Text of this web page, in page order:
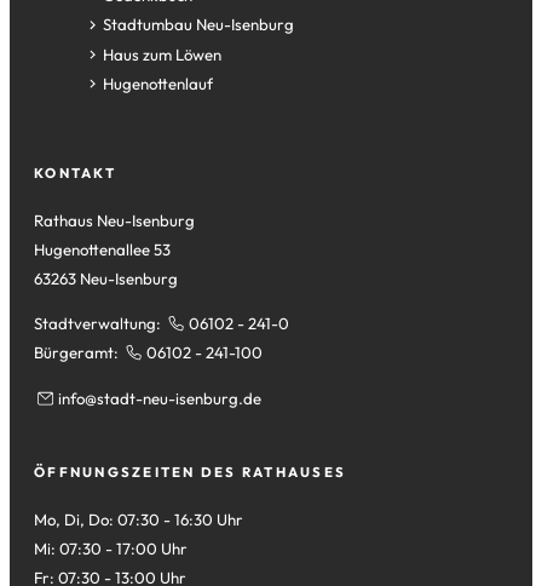
einem
neuen
Tab)
in
einem
neuen
Stadtumbau Neu-Isenburg
(Öffnet
in
einem
Haus zum Löwen
(Öffnet
in
Tab)
Hugenottenlauf
(Öffnet
neuen
KONTAKT
Rathaus Neu-Isenburg
Hugenottenallee 53
63263 Neu-Isenburg
Stadtverwaltung:
06102 - 241-0
Bürgeramt:
06102 - 241-100
info stadt-neu-isenburg de
ÖFFNUNGSZEITEN DES RATHAUSES
Mo, Di, Do: 07:30 - 16:30 Uhr
Mi: 07:30 - 17:00 Uhr
Fr: 07:30 - 13:00 Uhr